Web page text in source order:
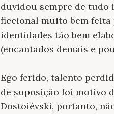
duvidou sempre de tudo
ficcional muito bem feita
identidades tão bem
(encantados demais e
Ego ferido, talento
de suposição foi motivo
Dostoiévski, portanto,